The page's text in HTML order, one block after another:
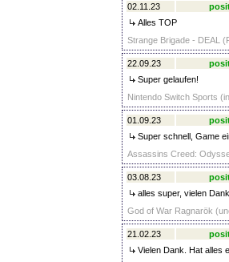
02.11.23
Alles TOP
Strange Brigade - DEAL
22.09.23
Super gelaufen!
Nintendo Switch Sports
01.09.23
Super schnell, Game
Assassins Creed:
03.08.23
alles super, vielen
God of War Ragnarök
21.02.23
Vielen Dank. Hat alles